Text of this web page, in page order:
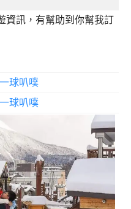
資訊，有幫助到你幫我訂
球叭噗
球叭噗